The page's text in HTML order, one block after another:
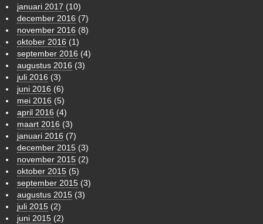
januari 2017 (10)
december 2016 (7)
november 2016 (8)
oktober 2016 (1)
september 2016 (4)
augustus 2016 (3)
juli 2016 (3)
juni 2016 (6)
mei 2016 (5)
april 2016 (4)
maart 2016 (3)
januari 2016 (7)
december 2015 (3)
november 2015 (2)
oktober 2015 (5)
september 2015 (3)
augustus 2015 (3)
juli 2015 (2)
juni 2015 (2)